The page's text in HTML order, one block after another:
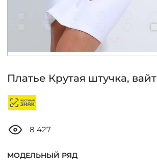
ОПТОВЫМ ПОКУПАТЕЛЯМ
РОЗНИЧНЫМ ПОКУПАТЕЛЯМ
ДОСТАВКА
Платье Крутая штучка, вайт
8 427
МОДЕЛЬНЫЙ РЯД